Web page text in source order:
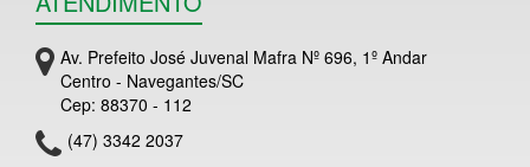
Av. Prefeito José Juvenal Mafra Nº 696, 1º Andar
Centro - Navegantes/SC
Cep: 88370 - 112
(47) 3342 2037